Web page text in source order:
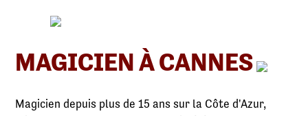
MAGICIEN À CANNES
Magicien depuis plus de 15 ans sur la Côte d'Azur,